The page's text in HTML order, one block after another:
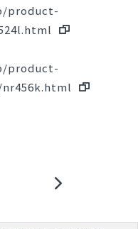
product-
product-